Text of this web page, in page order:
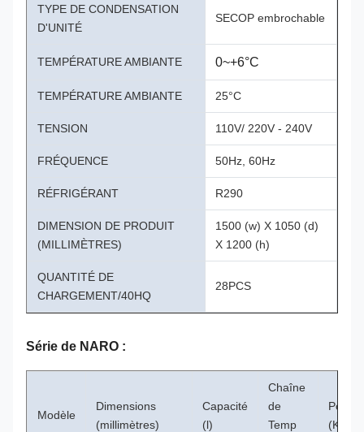
TYPE DE CONDENSATION
D'UNITÉ
SECOP embrochable
TEMPÉRATURE AMBIANTE 0~+6°C
TEMPÉRATURE AMBIANTE 25°C
TENSION 110V/ 220V - 240V
FRÉQUENCE 50Hz, 60Hz
RÉFRIGÉRANT R290
DIMENSION DE PRODUIT
(MILLIMÈTRES)
1500 (w) X 1050 (d)
X 1200 (h)
QUANTITÉ DE
CHARGEMENT/40HQ
28PCS
Série de NARO :
Modèle
Dimensions
(millimètres)
Capacité
(l)
Chaîne
de
Temp
Poids